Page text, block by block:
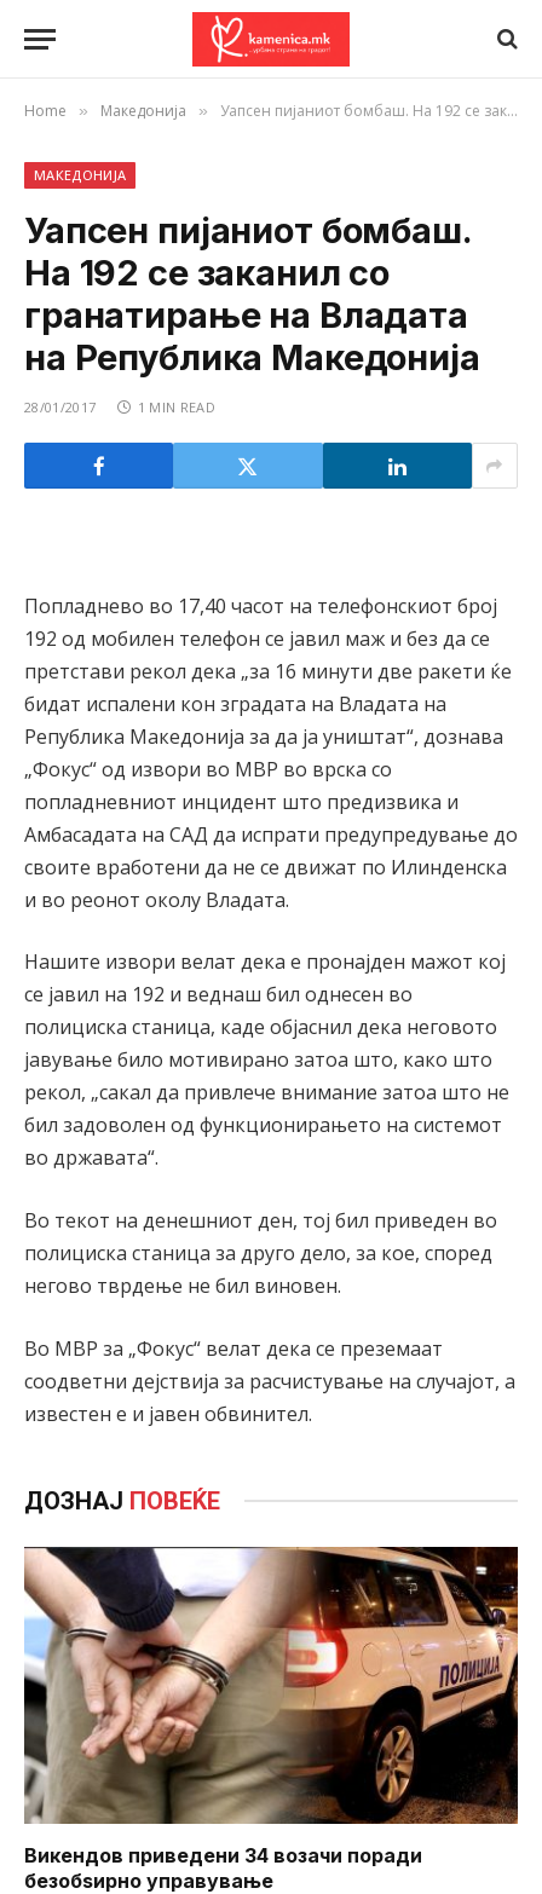
Home » Македонија » Уапсен пијаниот бомбаш. На 192 се заканил со гранатирање на Владата на Република Македонија
МАКЕДОНИЈА
Уапсен пијаниот бомбаш.
На 192 се заканил со
гранатирање на Владата
на Република Македонија
28/01/2017 1 MIN READ
Попладнево во 17,40 часот на телефонскиот број
192 од мобилен телефон се јавил маж и без да се
претстави рекол дека „за 16 минути две ракети ќе
бидат испалени кон зградата на Владата на
Република Македонија за да ја уништат“, дознава
„Фокус“ од извори во МВР во врска со
попладневниот инцидент што предизвика и
Амбасадата на САД да испрати предупредување до
своите вработени да не се движат по Илинденска
и во реонот околу Владата.
Нашите извори велат дека е пронајден мажот кој
се јавил на 192 и веднаш бил однесен во
полициска станица, каде објаснил дека неговото
јавување било мотивирано затоа што, како што
рекол, „сакал да привлече внимание затоа што не
бил задоволен од функционирањето на системот
во државата“.
Во текот на денешниот ден, тој бил приведен во
полициска станица за друго дело, за кое, според
негово тврдење не бил виновен.
Во МВР за „Фокус“ велат дека се преземаат
соодветни дејствија за расчистување на случајот, а
известен е и јавен обвинител.
ДОЗНАЈ ПОВЕЌЕ
Викендов приведени 34 возачи поради
безобѕирно управување